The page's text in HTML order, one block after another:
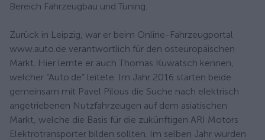
Bereich Fahrzeugbau und Tuning.
Zurück in Leipzig, war er beim Online-Fahrzeugportal
www.auto.de verantwortlich für den osteuropäischen
Markt. Hier lernte er auch Thomas Kuwatsch kennen,
welcher “Auto.de” leitete. Im Jahr 2016 starten beide
gemeinsam mit Pavel Pilous die Suche nach elektrisch
angetriebenen Nutzfahrzeugen auf dem asiatischen
Markt, welche die Basis für die zukünftigen ARI Motors
Elektrotransporter bilden sollten. Im selben Jahr wurden